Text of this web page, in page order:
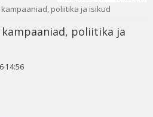
poliitika ja isikud
poliitika ja
14:56